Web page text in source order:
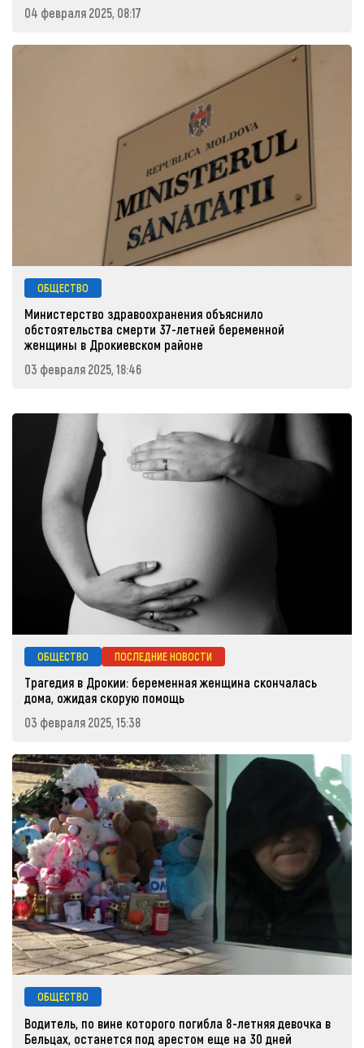
04 февраля 2025, 08:17
ОБЩЕСТВО
Министерство здравоохранения объяснило
обстоятельства смерти 37-летней беременной
женщины в Дрокиевском районе
03 февраля 2025, 18:46
ОБЩЕСТВО ПОСЛЕДНИЕ НОВОСТИ
Трагедия в Дрокии: беременная женщина скончалась
дома, ожидая скорую помощь
03 февраля 2025, 15:38
ОБЩЕСТВО
Водитель, по вине которого погибла 8-летняя девочка в
Бельцах, останется под арестом еще на 30 дней